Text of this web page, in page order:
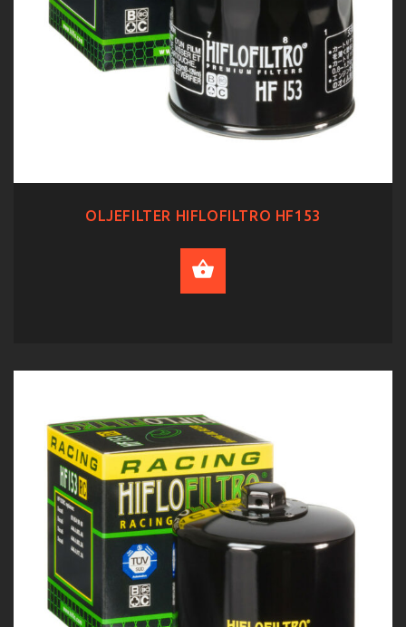
OLJEFILTER HIFLOFILTRO HF153